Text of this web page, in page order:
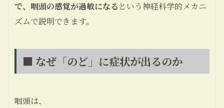
で、咽頭の感覚が過敏になる という神経科学的メカニ
ズムで説明できます。
■ なぜ「のど」に症状が出るのか
咽頭は、